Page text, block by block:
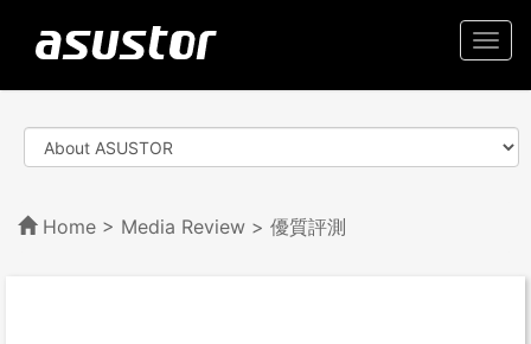
Home > Media Review > 優質評測